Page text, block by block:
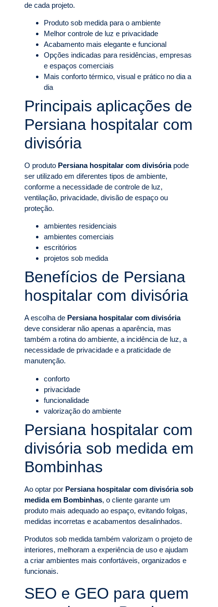
de cada projeto.
Produto sob medida para o ambiente
Melhor controle de luz e privacidade
Acabamento mais elegante e funcional
Opções indicadas para residências, empresas
e espaços comerciais
Mais conforto térmico, visual e prático no dia a
dia
Principais aplicações de
Persiana hospitalar com
divisória
O produto Persiana hospitalar com divisóriapode
ser utilizado em diferentes tipos de ambiente,
conforme a necessidade de controle de luz,
ventilação, privacidade, divisão de espaço ou
proteção.
ambientes residenciais
ambientes comerciais
escritórios
projetos sob medida
Benefícios de Persiana
hospitalar com divisória
A escolha de Persiana hospitalar com divisória
deve considerar não apenas a aparência, mas
também a rotina do ambiente, a incidência de luz, a
necessidade de privacidade e a praticidade de
manutenção.
conforto
privacidade
funcionalidade
valorização do ambiente
Persiana hospitalar com
divisória sob medida em
Bombinhas
Ao optar por Persiana hospitalar com divisória sob
medida em Bombinhas, o cliente garante um
produto mais adequado ao espaço, evitando folgas,
medidas incorretas e acabamentos desalinhados.
Produtos sob medida também valorizam o projeto de
interiores, melhoram a experiência de uso e ajudam
a criar ambientes mais confortáveis, organizados e
funcionais.
SEO e GEO para quem